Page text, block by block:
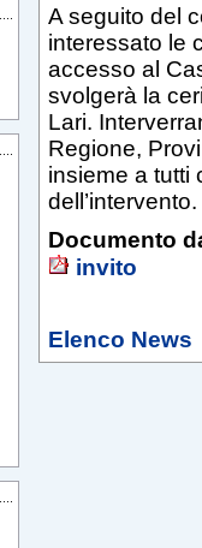
A seguito del
interessato le
accesso al
svolgerà la
Lari.
Regione,
insieme a tutti
dell’intervento.
Documento
invito
Elenco News